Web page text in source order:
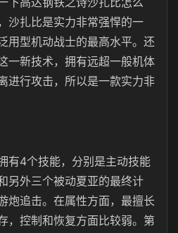
沙扎比是实力非常强悍的一
用型机动战士的最高水平。还
一新技术，拥有远超一般机体
进行攻击，所以是一款实力非
有4个技能，分别是主动技能
另外三个被动夏亚的最终计
炮追击。在属性方面，最擅长
，控制和恢复方面比较弱。第